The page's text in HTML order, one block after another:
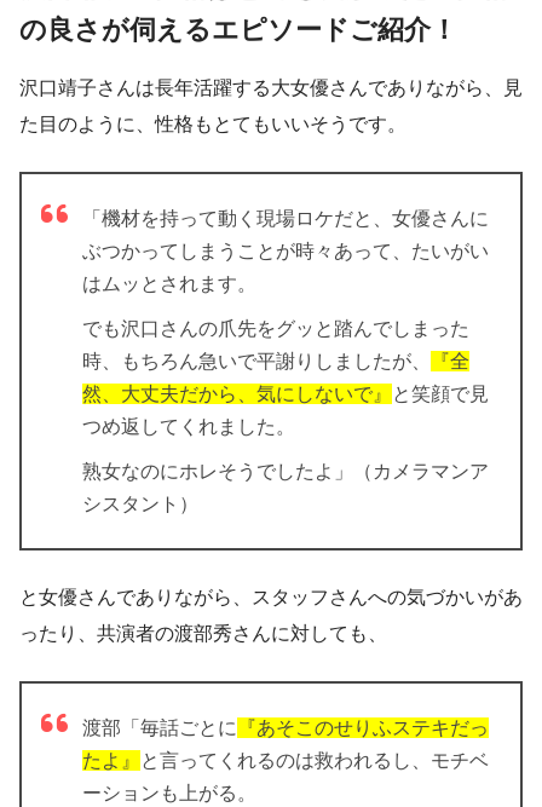
の良さが伺えるエピソードご紹介！
沢口靖子さんは長年活躍する大女優さんでありながら、見
た目のように、性格もとてもいいそうです。
「機材を持って動く現場ロケだと、女優さんに
ぶつかってしまうことが時々あって、たいがい
はムッとされます。
でも沢口さんの爪先をグッと踏んでしまった
時、もちろん急いで平謝りしましたが、
『全
然、大丈夫だから、気にしないで』
と笑顔で見
つめ返してくれました。
熟女なのにホレそうでしたよ」（カメラマンア
シスタント）
と女優さんでありながら、スタッフさんへの気づかいがあ
ったり、共演者の渡部秀さんに対しても、
渡部「毎話ごとに
『あそこのせりふステキだっ
たよ』
と言ってくれるのは救われるし、モチベ
ーションも上がる。